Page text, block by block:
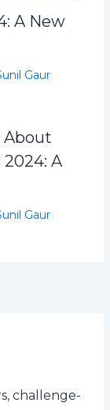
A New
Gaur
About
A
Gaur
challenge-